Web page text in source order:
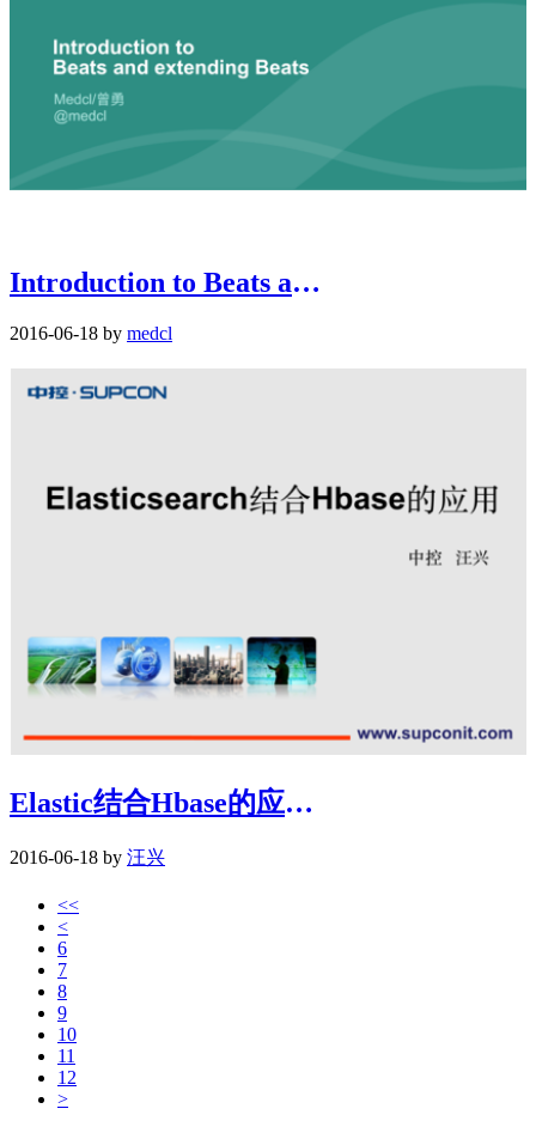
Introduction to Beats and extending
2016-06-18 by medcl
Elastic结合Hbase的应用实践
2016-06-18 by 汪兴
<<
<
6
7
8
9
10
11
12
>